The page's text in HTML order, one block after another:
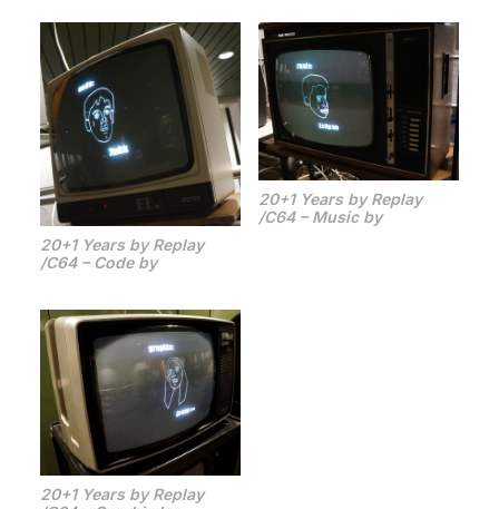
20+1 Years by Replay
/C64 – Code by
20+1 Years by Replay
/C64 – Music by
20+1 Years by Replay